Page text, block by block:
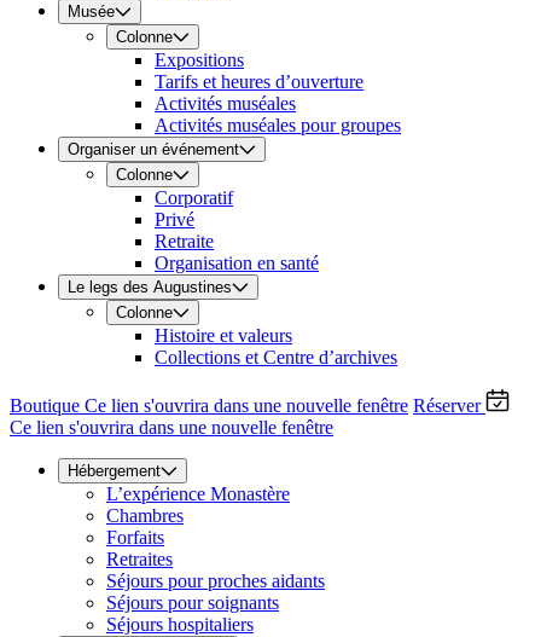
Musée
Colonne
Expositions
Tarifs et heures d’ouverture
Activités muséales
Activités muséales pour groupes
Organiser un événement
Colonne
Corporatif
Privé
Retraite
Organisation en santé
Le legs des Augustines
Colonne
Histoire et valeurs
Collections et Centre d’archives
Boutique Ce lien s'ouvrira dans une nouvelle fenêtre Réserver
Ce lien s'ouvrira dans une nouvelle fenêtre
Hébergement
L’expérience Monastère
Chambres
Forfaits
Retraites
Séjours pour proches aidants
Séjours pour soignants
Séjours hospitaliers